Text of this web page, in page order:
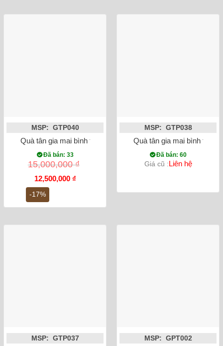
-17%
MSP: GTP040
Quà tân gia mai bình tích lộc công danh phú quý dát vàng
Đã bán: 33
15,000,000₫
Giá
gốc
là:
15,000,000 ₫.
12,500,000 ₫Giá
12,500,000 ₫.
MSP: GTP038
Quà tân gia mai bình tích
Đã bán: 60
Giá cũ :Liên hệ
MSP: GTP037 MSP: GPT002